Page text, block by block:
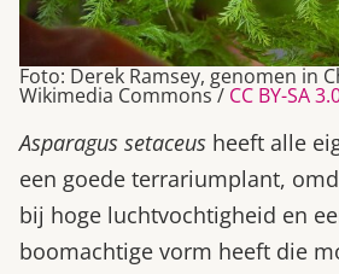
Foto: Derek Ramsey, genomen in
Wikimedia Commons / CC BY-SA
Asparagus setaceus heeft alle
een goede terrariumplant,
bij hoge luchtvochtigheid en
boomachtige vorm heeft die